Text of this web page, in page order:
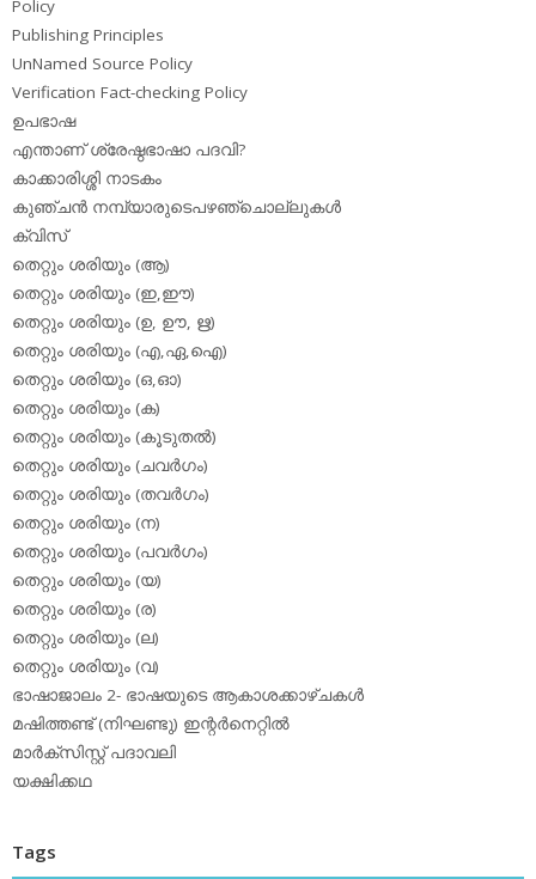
Policy
Publishing Principles
UnNamed Source Policy
Verification Fact-checking Policy
ഉപഭാഷ
എന്താണ് ശ്രേഷ്ഠഭാഷാ പദവി?
കാക്കാരിശ്ശി നാടകം
കുഞ്ചന്‍ നമ്പ്യാരുടെപഴഞ്ചൊല്ലുകള്‍
ക്വിസ്
തെറ്റും ശരിയും (ആ)
തെറ്റും ശരിയും (ഇ,ഈ)
തെറ്റും ശരിയും (ഉ, ഊ, ഋ)
തെറ്റും ശരിയും (എ,ഏ,ഐ)
തെറ്റും ശരിയും (ഒ,ഓ)
തെറ്റും ശരിയും (ക)
തെറ്റും ശരിയും (കൂടുതല്‍)
തെറ്റും ശരിയും (ചവര്‍ഗം)
തെറ്റും ശരിയും (തവര്‍ഗം)
തെറ്റും ശരിയും (ന)
തെറ്റും ശരിയും (പവര്‍ഗം)
തെറ്റും ശരിയും (യ)
തെറ്റും ശരിയും (ര)
തെറ്റും ശരിയും (ല)
തെറ്റും ശരിയും (വ)
ഭാഷാജാലം 2- ഭാഷയുടെ ആകാശക്കാഴ്ചകള്‍
മഷിത്തണ്ട് (നിഘണ്ടു) ഇന്റര്‍നെറ്റില്‍
മാര്‍ക്‌സിസ്റ്റ് പദാവലി
യക്ഷിക്കഥ
Tags